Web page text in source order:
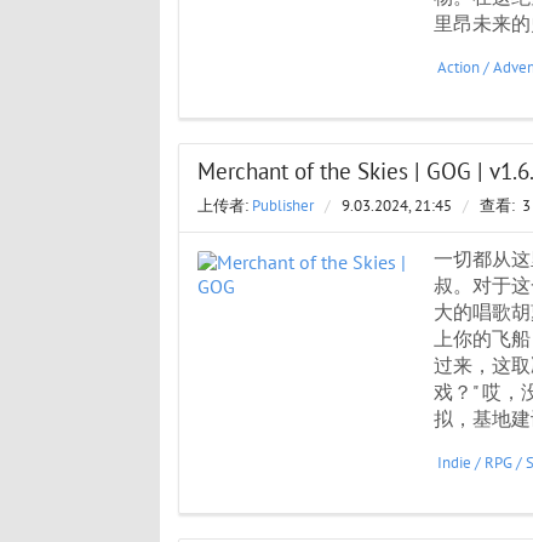
里昂未来
Action/
Merchant of the Skies | GOG |
上传者: Publisher / 9.03.2024, 21:45 / 查看:
一切都从
叔。对于
大的唱歌
上你的飞
过来，这
戏？" 哎，
拟，基地
Indie / RPG/